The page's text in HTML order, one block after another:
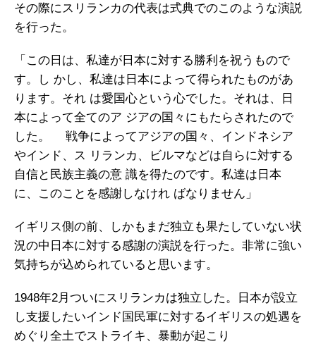
その際にスリランカの代表は式典でのこのような演説
を行った。
「この日は、私達が日本に対する勝利を祝うもので
す。し かし、私達は日本によって得られたものがあ
ります。それ は愛国心という心でした。それは、日
本によって全てのア ジアの国々にもたらされたので
した。 戦争によってアジアの国々、インドネシア
やインド、ス リランカ、ビルマなどは自らに対する
自信と民族主義の意 識を得たのです。私達は日本
に、このことを感謝しなけれ ばなりません」
イギリス側の前、しかもまだ独立も果たしていない状
況の中日本に対する感謝の演説を行った。非常に強い
気持ちが込められていると思います。
1948年2月ついにスリランカは独立した。日本が設立
し支援したいインド国民軍に対するイギリスの処遇を
めぐり全土でストライキ、暴動が起こり